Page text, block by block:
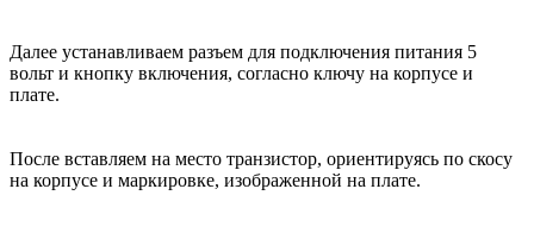
Далее устанавливаем разъем для подключения питания 5
вольт и кнопку включения, согласно ключу на корпусе и
плате.
После вставляем на место транзистор, ориентируясь по скосу
на корпусе и маркировке, изображенной на плате.